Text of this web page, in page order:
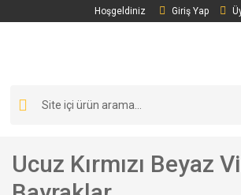
Hoşgeldiniz Giriş Yap
Ucuz Kırmızı Beyaz